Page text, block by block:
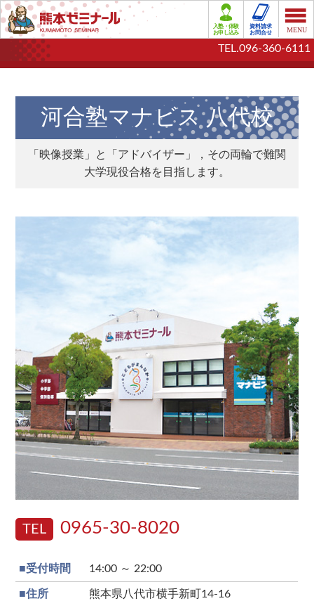
TEL.096-360-6111
河合塾マナビス 八代校
「映像授業」と「アドバイザー」，その両輪で難関
大学現役合格を目指します。
TEL 0965-30-8020
■受付時間 14:00 ～ 22:00
■住所 熊本県八代市横手新町14-16